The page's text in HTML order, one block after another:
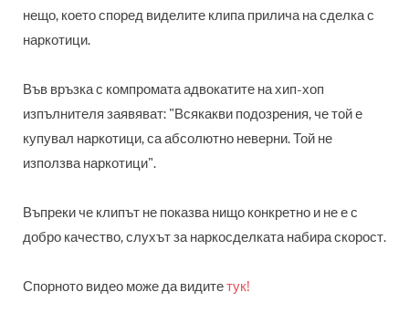
нещо, което според виделите клипа прилича на сделка с
наркотици.
Във връзка с компромата адвокатите на хип-хоп
изпълнителя заявяват: "Всякакви подозрения, че той е
купувал наркотици, са абсолютно неверни. Той не
използва наркотици".
Въпреки че клипът не показва нищо конкретно и не е с
добро качество, слухът за наркосделката набира скорост.
Спорното видео може да видитетук!